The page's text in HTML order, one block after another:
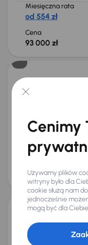
Miesięczna rata
od 554 zł
Cena
93 000 zł
BMW 220i Active
2023
Auta krajowe
220i
na miarę
100 000 zł
BMW 216d
2017 Diesel
216d Active Tourer
Cenimy
Używamy plików
witryny było dla
cookie służą nam
jednocześnie
mogą być dla